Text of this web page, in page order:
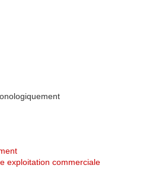
exploitation commerciale